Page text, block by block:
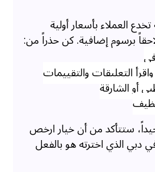
العملاء بأسعار أولية
برسوم إضافية. كن حذراً من:
التعليقات والتقييمات
أو الشارقة
ستتأكد من أن خيار ارخص
الذي اخترته هو بالفعل